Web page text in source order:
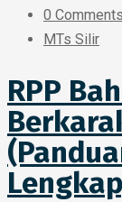
0 Comments
MTs Silir
RPP